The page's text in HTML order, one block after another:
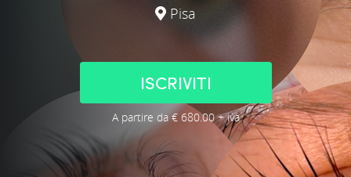
Pisa
ISCRIVITI
A partire da € 680.00 + iva